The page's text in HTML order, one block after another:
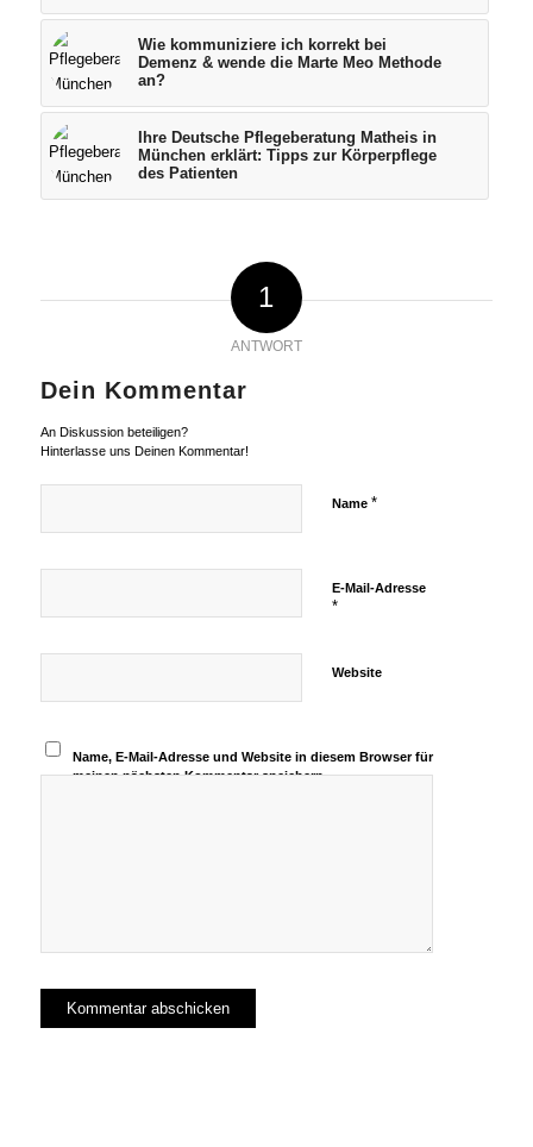
Wie kommuniziere ich korrekt bei
Demenz & wende die Marte Meo Methode
an?
Ihre Deutsche Pflegeberatung Matheis in
München erklärt: Tipps zur Körperpflege
des Patienten
1
ANTWORT
Dein Kommentar
An Diskussion beteiligen?
Hinterlasse uns Deinen Kommentar!
Name *
E-Mail-Adresse
*
Website
Name, E-Mail-Adresse und Website in diesem Browser für
meinen nächsten Kommentar speichern.